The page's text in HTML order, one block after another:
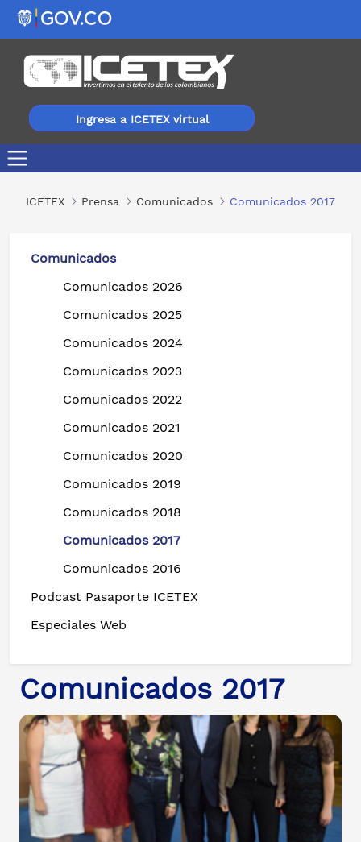
Ingresa a ICETEX virtual
ICETEX Prensa Comunicados Comunicados 2017
Comunicados
Comunicados 2026
Comunicados 2025
Comunicados 2024
Comunicados 2023
Comunicados 2022
Comunicados 2021
Comunicados 2020
Comunicados 2019
Comunicados 2018
Comunicados 2017
Comunicados 2016
Podcast Pasaporte ICETEX
Especiales Web
Comunicados 2017